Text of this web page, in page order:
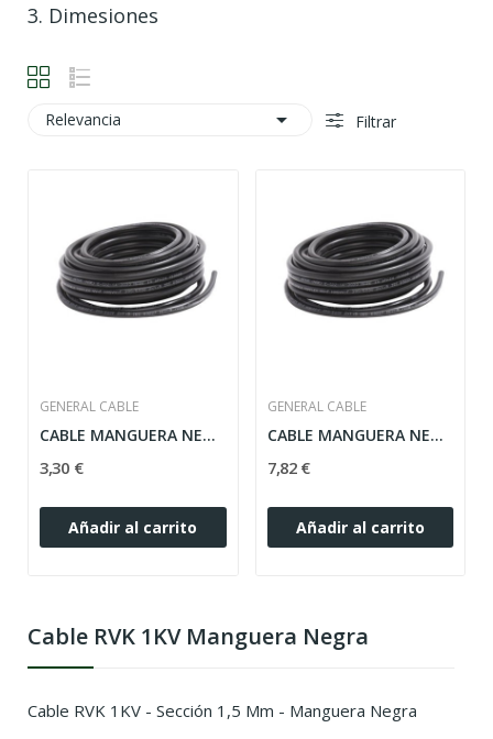
Cable RVK 1KV Manguera Negra
Cable RVK 1KV - Sección 1,5 Mm - Manguera Negra
3. Dimesiones
Relevancia  Filtrar
GENERAL CABLE
CABLE MANGUERA NEGRA 10MM 2 CONDUCTORES, RVK 1KV
3,30 €
Añadir al carrito
GENERAL CABLE
CABLE MANGUERA NEGRA 4 CONDUCTORES, 10MM RVK 1KV
7,82 €
Añadir al carrito